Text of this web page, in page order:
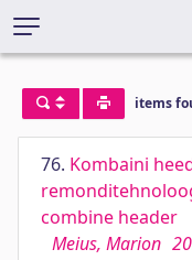
items
76. Kombaini
combine header
Meius, Marion